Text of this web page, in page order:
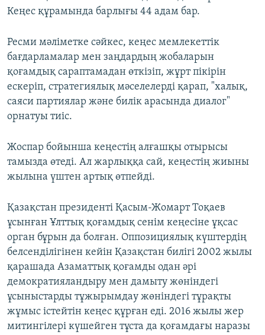
Кеңес құрамында барлығы 44 адам бар.
Ресми мәліметке сәйкес, кеңес мемлекеттік
бағдарламалар мен заңдардың жобаларын
қоғамдық сараптамадан өткізіп, жұрт пікірін
ескеріп, стратегиялық мәселелерді қарап, "халық,
саяси партиялар және билік арасында диалог"
орнатуы тиіс.
Жоспар бойынша кеңестің алғашқы отырысы
тамызда өтеді. Ал жарлыққа сай, кеңестің жиыны
жылына үштен артық өтпейді.
​Қазақстан президенті Қасым-Жомарт Тоқаев
ұсынған Ұлттық қоғамдық сенім кеңесіне ұқсас
орган бұрын да болған. Оппозициялық күштердің
белсенділігінен кейін Қазақстан билігі 2002 жылы
қарашада Азаматтық қоғамды одан әрi
демократияландыру мен дамыту жөнiндегi
ұсыныстарды тұжырымдау жөнiндегi тұрақты
жұмыс iстейтiн кеңес құрған еді. 2016 жылы жер
митингілері күшейген тұста да қоғамдағы наразы